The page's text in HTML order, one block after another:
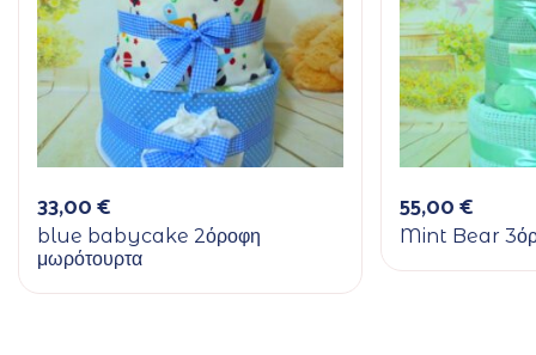
33,00€
blue babycake 2όροφη
μωρότουρτα
55,00€
Mint Bear